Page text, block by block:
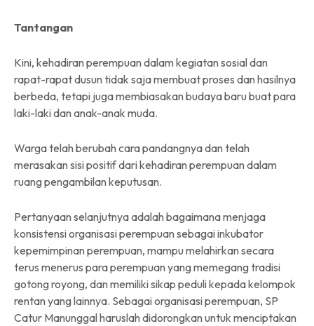
Tantangan
Kini, kehadiran perempuan dalam kegiatan sosial dan
rapat-rapat dusun tidak saja membuat proses dan hasilnya
berbeda, tetapi juga membiasakan budaya baru buat para
laki-laki dan anak-anak muda.
Warga telah berubah cara pandangnya dan telah
merasakan sisi positif dari kehadiran perempuan dalam
ruang pengambilan keputusan.
Pertanyaan selanjutnya adalah bagaimana menjaga
konsistensi organisasi perempuan sebagai inkubator
kepemimpinan perempuan, mampu melahirkan secara
terus menerus para perempuan yang memegang tradisi
gotong royong, dan memiliki sikap peduli kepada kelompok
rentan yang lainnya. Sebagai organisasi perempuan, SP
Catur Manunggal haruslah didorongkan untuk menciptakan